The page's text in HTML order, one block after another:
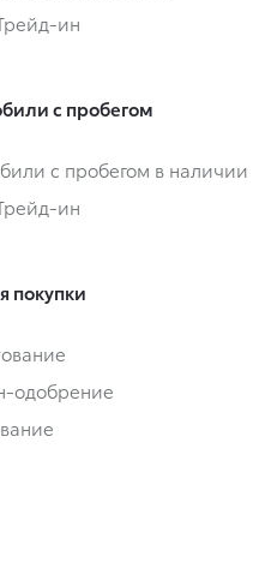
ин
с пробегом
с пробегом в наличии
ин
покупки
одобрение